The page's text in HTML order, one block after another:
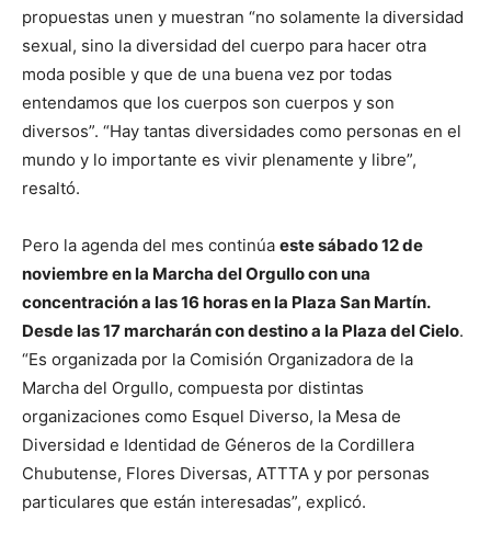
propuestas unen y muestran “no solamente la diversidad
sexual, sino la diversidad del cuerpo para hacer otra
moda posible y que de una buena vez por todas
entendamos que los cuerpos son cuerpos y son
diversos”. “Hay tantas diversidades como personas en el
mundo y lo importante es vivir plenamente y libre”,
resaltó.
Pero la agenda del mes continúa este sábado 12 de
noviembre en la Marcha del Orgullo con una
concentración a las 16 horas en la Plaza San Martín.
Desde las 17 marcharán con destino a la Plaza del Cielo.
“Es organizada por la Comisión Organizadora de la
Marcha del Orgullo, compuesta por distintas
organizaciones como Esquel Diverso, la Mesa de
Diversidad e Identidad de Géneros de la Cordillera
Chubutense, Flores Diversas, ATTTA y por personas
particulares que están interesadas”, explicó.